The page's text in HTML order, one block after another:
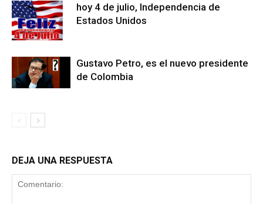
hoy 4 de julio, Independencia de
Estados Unidos
Gustavo Petro, es el nuevo presidente
de Colombia
DEJA UNA RESPUESTA